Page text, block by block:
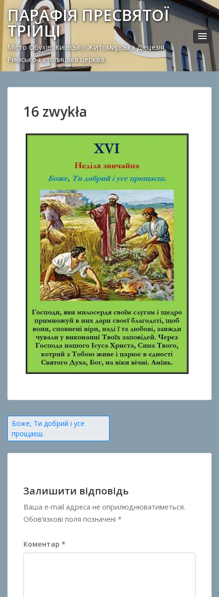
ПАРАФІЯ ПРЕСВЯТОЇ
ТРІЙЦІ
Місто Обухів, Київсько-Житомирська Дієцезія.
Римсько-католицька церква.
16 zwykła
Навігація
записів
Боже, Ти добрий і усе
прощаєш.
Залишити відповідь
Ваша e-mail адреса не оприлюднюватиметься.
Обов’язкові поля позначені *
Коментар *